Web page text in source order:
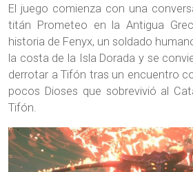
El juego comienza con una
titán Prometeo en la Antigua
historia de Fenyx, un soldado
la costa de la Isla Dorada y se
derrotar a Tifón tras un encuentro
pocos Dioses que sobrevivió al
Tifón.